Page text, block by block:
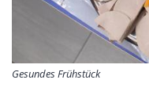
Gesundes Frühstück